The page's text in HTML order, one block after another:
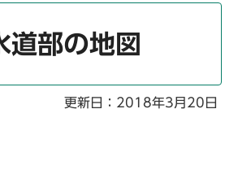
道部の地図
更新日：2018年3月20日